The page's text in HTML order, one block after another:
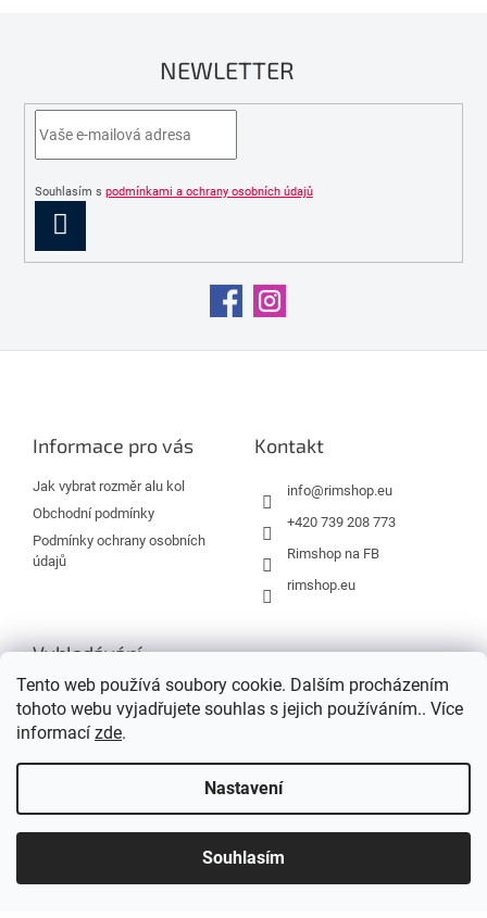
Tento web používá soubory cookie. Dalším procházením
tohoto webu vyjadřujete souhlas s jejich používáním.. Více
informací zde.
Nastavení
Souhlasím
NEWLETTER
Souhlasím s podmínkami a ochrany osobních údajů
SE
Informace pro vás
Jak vybrat rozměr alu kol
Obchodní podmínky
Podmínky ochrany osobních
údajů
Kontakt
info@rimshop.eu
+420 739 208 773
Rimshop na FB
rimshop.eu
Vyhledávání
HLEDAT
Vytvořil Shoptet